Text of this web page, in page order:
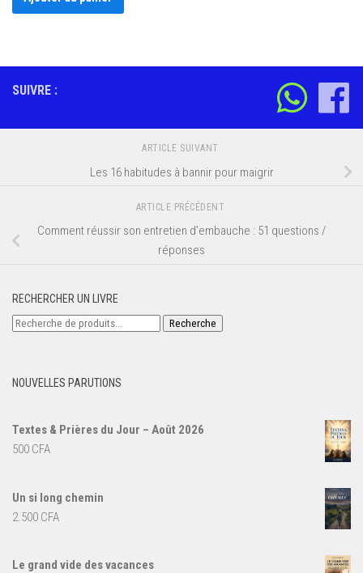
SUIVRE :
ARTICLE SUIVANT
Les 16 habitudes à bannir pour maigrir
ARTICLE PRÉCÉDENT
Comment réussir son entretien d’embauche : 51 questions /
réponses
RECHERCHER UN LIVRE
Recherche
Recherche
NOUVELLES PARUTIONS
Textes & Prières du Jour – Août 2026
500 CFA
Un si long chemin
2.500 CFA
Le grand vide des vacances